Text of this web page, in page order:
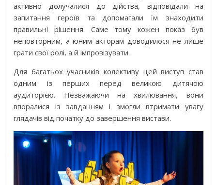
активно долучалися до дійства, відповідали на
запитання героїв та допомагали їм знаходити
правильні рішення. Саме тому кожен показ був
неповторним, а юним акторам доводилося не лише
грати свої ролі, а й імпровізувати.
Для багатьох учасників колективу цей виступ став
одним із перших перед великою дитячою
аудиторією. Незважаючи на хвилювання, вони
впоралися із завданням і змогли втримати увагу
глядачів від початку до завершення вистави.